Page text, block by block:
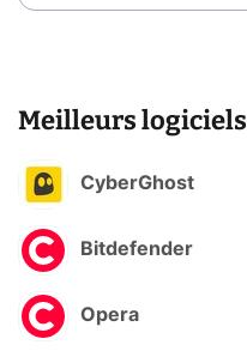
Meilleurs logiciels
CyberGhost
Bitdefender
Opera